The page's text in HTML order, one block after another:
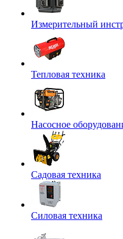
Измерительный
Тепловая техника
Насосное
Садовая техника
Силовая техника